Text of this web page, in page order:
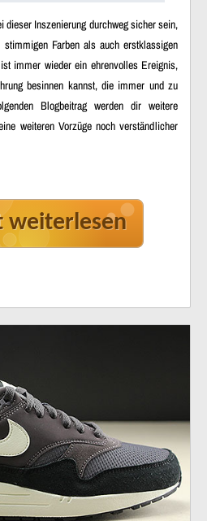
dieser Inszenierung durchweg sicher sein,
Farben als auch erstklassigen
immer wieder ein ehrenvolles Ereignis,
besinnen kannst, die immer und zu
Blogbeitrag werden dir weitere
weiteren Vorzüge noch verständlicher
weiterlesen